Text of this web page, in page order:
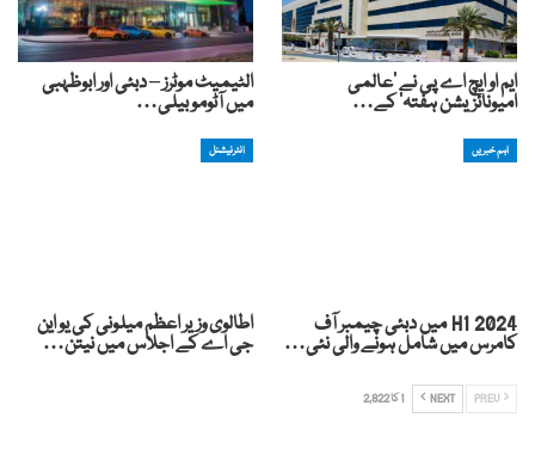
ایم او ایچ اے پی نے ‘عالمی
امیونائزیشن ہفتہ’ کے…
الٹیمیٹ موٹرز – دبئی اور ابوظہبی
میں آٹوموبیلی…
اہم خبریں
H1 2024 میں دبئی چیمبر آف
کامرس میں شامل ہونے والی نئی…
انٹرنیشنل
اطالوی وزیر اعظم میلونی کی یو این
جی اے کے اجلاس میں نیتن…
NEXT 1 کا 2,822